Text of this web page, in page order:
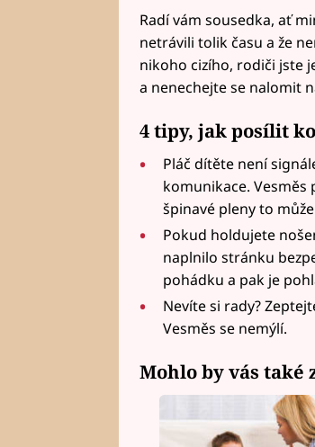
Radí vám sousedka, ať
netrávili tolik času a že
nikoho cizího, rodiči jste
a nenechejte se nalomit
4 tipy, jak posílit
Pláč dítěte není
komunikace. Vesměs
špinavé pleny to
Pokud holdujete
naplnilo stránku
pohádku a pak je
Nevíte si rady?
Vesměs se nemýlí.
Mohlo by vás také